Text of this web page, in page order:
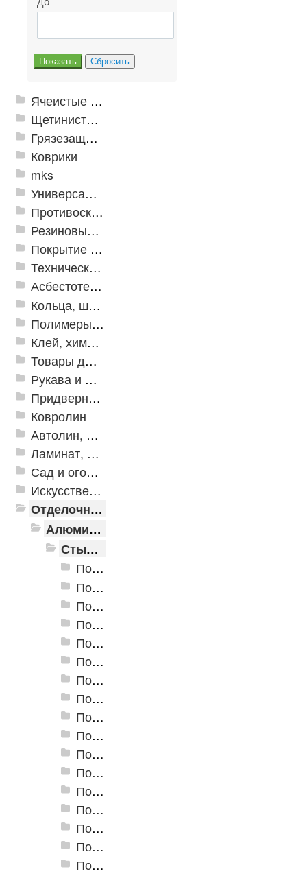
Ячеистые грязезащитные покрытия
Щетинистые покрытия
Грязезащитные, влаговпитывающие покрытия
Коврики
mks
Универсальные модульные покрытия
Противоскользящая защита для лестниц, профили, ленты
Резиновые и ПВХ дорожки
Покрытие из резиновой крошки
Техническая резина
Асбестотехнические и теплоизоляционные материалы
Кольца, шайбы, манжеты
Полимеры и пластики
Клей, химия, сопутствующие товары
Товары для дома
Рукава и шланги промышленные
Придверные решетки
Ковролин
Автолин, Транслин, Линолеум
Ламинат, Кварцвиниловая плитка SPC
Сад и огород
Искусственная трава
Отделочные профили
Алюминиевые пороги
Стыкоперекрывающие алюминиевые пороги
Пороги алюминиевые ПС-01 25x3 мм (открытый крепеж)
Пороги алюминиевые ПС-02 19x3,5 мм (открытый крепеж)
Пороги алюминиевые ПС-03 37x3,3 мм (открытый крепеж)
Пороги алюминиевые ПС-03-2 28x3,4 мм (открытый крепеж)
Пороги алюминиевые ПС-04 44,5x4,5 мм (открытый крепеж)
Пороги алюминиевые ПС-04-01 29x4,5 мм (открытый крепеж)
Пороги алюминиевые ПС-04-02 31x4,6 мм (скрытый крепеж)
Пороги алюминиевые ПС-04-03 35x4,6 мм (скрытый крепеж)
Пороги алюминиевые ПС-05 100x5 мм (открытый крепеж)
Пороги алюминиевые ПС-06 100x5 мм (скрытый крепеж)
Пороги алюминиевые ПС-07 60x5,9 мм (открытый крепеж)
Пороги алюминиевые ПС-07-1 60x4,5 мм (открытый крепеж)
Пороги алюминиевые ПС-18 80 мм
Пороги алюминиевые стыкоперекрывающие А-1. (25*2,8мм)
Пороги алюминиевые стыкоперекрывающие А-4. (60*5,8мм)
Пороги алюминиевые стыкоперекрывающие А-5. (39,5*3,7мм)
Пороги алюминиевые А-6 37х2,8 мм (открытый крепеж)